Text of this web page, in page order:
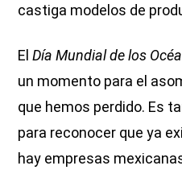
castiga modelos de
ElDía Mundial de los
un momento para el
que hemos perdido. Es
para reconocer que ya
hay empresas